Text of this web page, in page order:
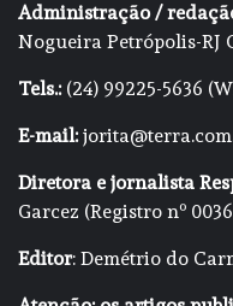
Administração /
Nogueira Petrópolis-RJ
Tels.:(24) 99225-5636
E-mail:
Diretora e jornalista
Garcez (Registro nº
Editor: Demétrio do